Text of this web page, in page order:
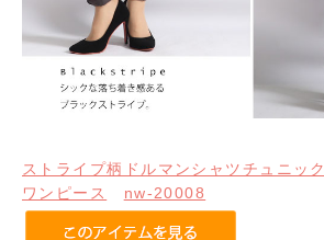
ストライプ柄ドルマンシャツチュニック
ワンピース
nw-20008